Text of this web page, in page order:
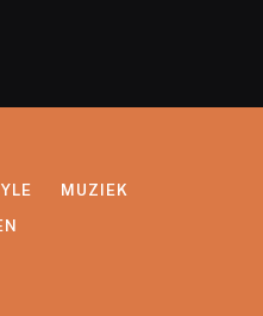
MUZIEK